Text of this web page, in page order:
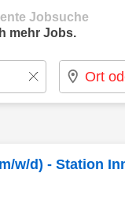
Jobsuche
mehr Jobs.
w/d) - Station